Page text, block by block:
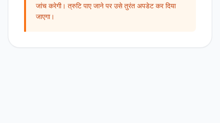
जांच करेगी। त्रुटि पाए जाने पर उसे तुरंत अपडेट कर दिया
जाएगा।